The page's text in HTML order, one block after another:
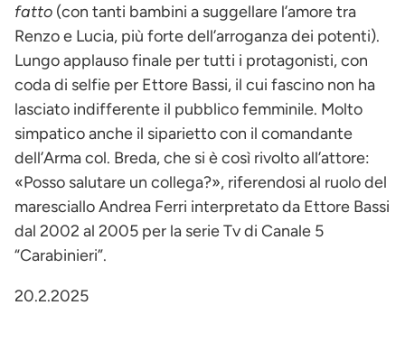
fatto (con tanti bambini a suggellare l’amore tra
Renzo e Lucia, più forte dell’arroganza dei potenti).
Lungo applauso finale per tutti i protagonisti, con
coda di selfie per Ettore Bassi, il cui fascino non ha
lasciato indifferente il pubblico femminile. Molto
simpatico anche il siparietto con il comandante
dell’Arma col. Breda, che si è così rivolto all’attore:
«Posso salutare un collega?», riferendosi al ruolo del
maresciallo Andrea Ferri interpretato da Ettore Bassi
dal 2002 al 2005 per la serie Tv di Canale 5
“Carabinieri”.
20.2.2025